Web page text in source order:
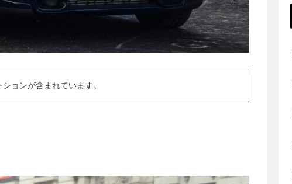
ョンが含まれています。